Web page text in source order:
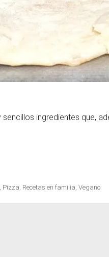
ingredientes que,
, Pizza, Recetas en familia, Vegano